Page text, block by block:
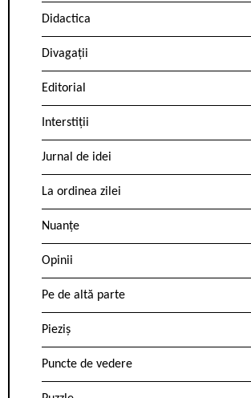
Didactica
Divagații
Editorial
Interstiții
Jurnal de idei
La ordinea zilei
Nuanțe
Opinii
Pe de altă parte
Pieziș
Puncte de vedere